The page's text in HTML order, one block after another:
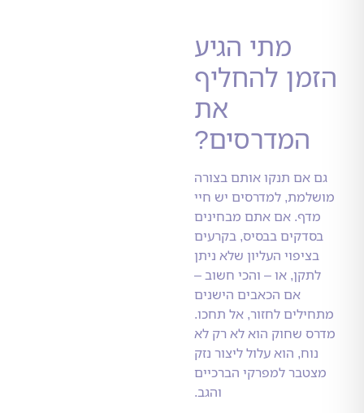
מתי הגיע
להחליף
המדרסים?
אם תנקו אותם בצורה
למדרסים יש חיי
אם אתם מבחינים
בבסיס, בקרעים
העליון שלא ניתן
או – והכי חשוב –
אם הכאבים הישנים
לחזור, אל תחכו.
שחוק הוא לא רק לא
הוא עלול ליצור נזק
למפרקי הברכיים